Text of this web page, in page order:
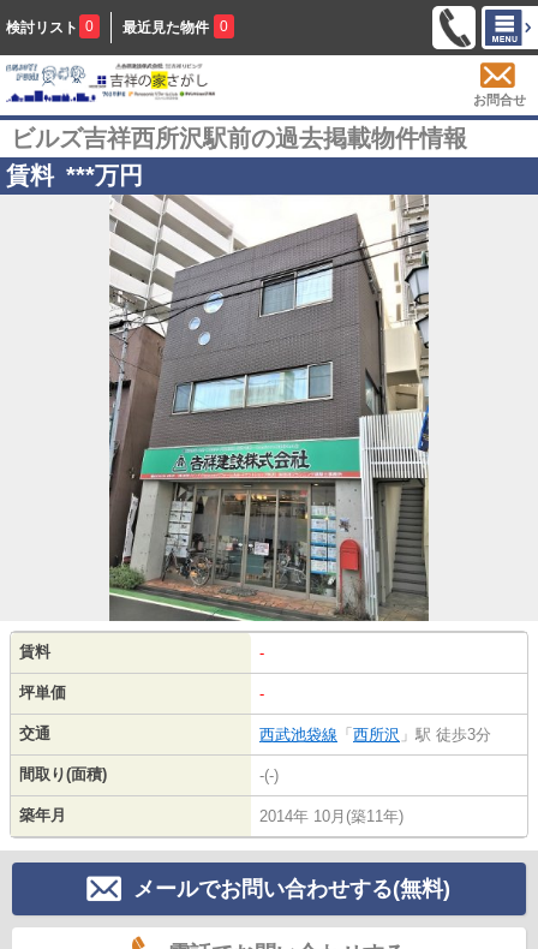
検討リスト 0 最近見た物件 0
お問合せ
ビルズ吉祥西所沢駅前の過去掲載物件情報
賃料 ***万円
賃料 -
坪単価 -
交通 西武池袋線 「 西所沢 」駅 徒歩3分
間取り(面積) -(-)
築年月 2014年 10月(築11年)
メールでお問い合わせする(無料)